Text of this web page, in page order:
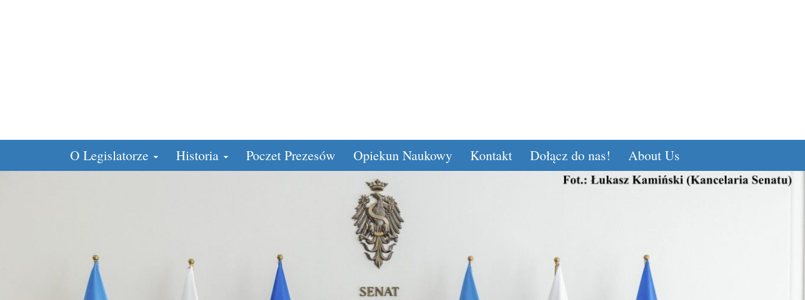
O Legislatorze Historia Poczet Prezesów Opiekun Naukowy Kontakt Dołącz do nas! About Us